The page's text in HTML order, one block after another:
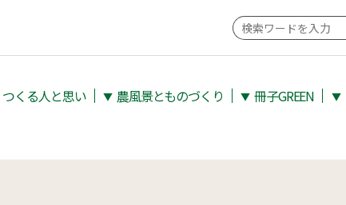
つくる人と思い ▼ 農⾵景とものづくり ▼ 冊子GREEN ▼